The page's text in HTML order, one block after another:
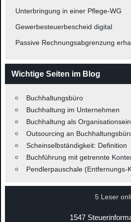
Unterbringung in einer Pflege-WG
Gewerbesteuerbescheid digital
Passive Rechnungsabgrenzung
Wichtige Seiten im Blog
Buchhaltungsbüro
Buchhaltung im Unternehmen
Buchhaltung als
Outsourcing an
Scheinselbständigkeit: Definition
Buchführung mit getrennte
Pendlerpauschale (Entfernungs-
5 Leser
1547